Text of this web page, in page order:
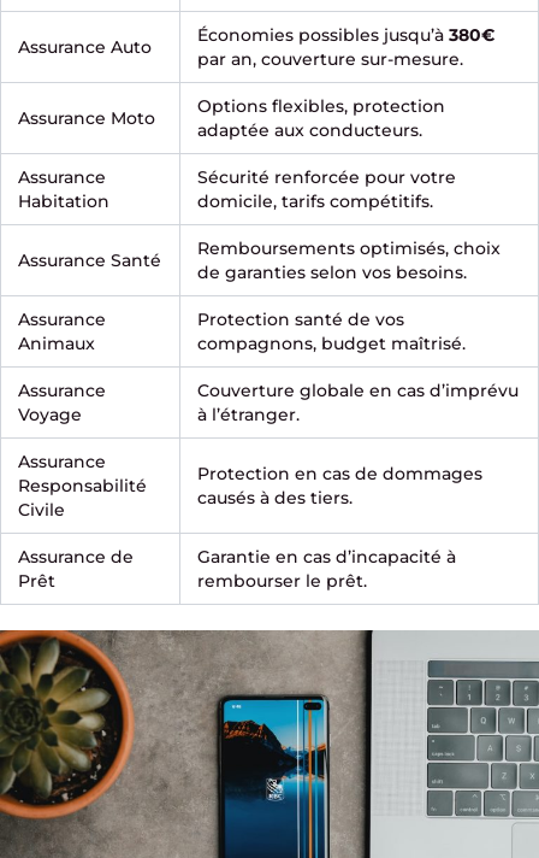
Assurance Auto
Économies possibles jusqu’à 380€
par an, couverture sur-mesure.
Assurance Moto
Options flexibles, protection
adaptée aux conducteurs.
Assurance
Habitation
Sécurité renforcée pour votre
domicile, tarifs compétitifs.
Assurance Santé
Remboursements optimisés, choix
de garanties selon vos besoins.
Assurance
Animaux
Protection santé de vos
compagnons, budget maîtrisé.
Assurance
Voyage
Couverture globale en cas d’imprévu
à l’étranger.
Assurance
Responsabilité
Civile
Protection en cas de dommages
causés à des tiers.
Assurance de
Prêt
Garantie en cas d’incapacité à
rembourser le prêt.